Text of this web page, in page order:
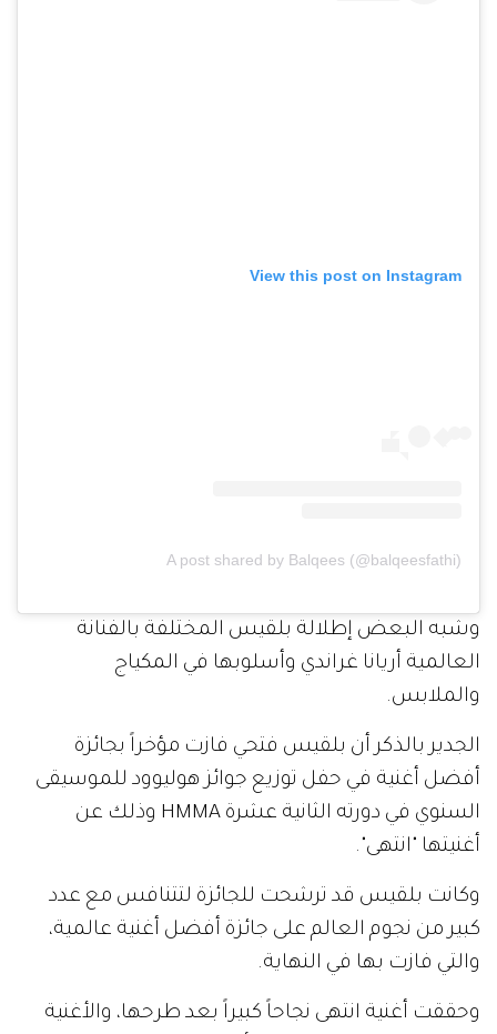
View this post on Instagram
A post shared by Balqees (@balqeesfathi)
وشبه البعض إطلالة بلقيس المختلفة بالفنانة
العالمية أريانا غراندي وأسلوبها في المكياج
والملابس.
الجدير بالذكر أن بلقيس فتحي فازت مؤخراً بجائزة
أفضل أغنية في حفل توزيع جوائز هوليوود للموسيقى
السنوي في دورته الثانية عشرة HMMA وذلك عن
أغنيتها "انتهى".
وكانت بلقيس قد ترشحت للجائزة لتتنافس مع عدد
كبير من نجوم العالم على جائزة أفضل أغنية عالمية،
والتي فازت بها في النهاية.
وحققت أغنية انتهى نجاحاً كبيراً بعد طرحها، والأغنية